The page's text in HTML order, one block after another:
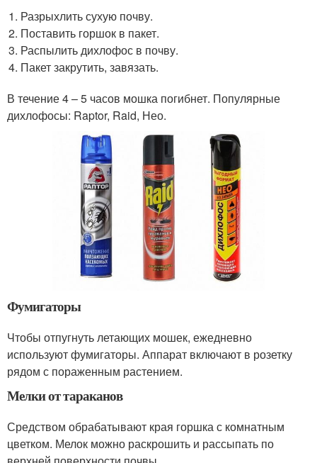
Разрыхлить сухую почву.
Поставить горшок в пакет.
Распылить дихлофос в почву.
Пакет закрутить, завязать.
В течение 4 – 5 часов мошка погибнет. Популярные
дихлофосы: Raptor, Raid, Нео.
Фумигаторы
Чтобы отпугнуть летающих мошек, ежедневно
используют фумигаторы. Аппарат включают в розетку
рядом с пораженным растением.
Мелки от тараканов
Средством обрабатывают края горшка с комнатным
цветком. Мелок можно раскрошить и рассыпать по